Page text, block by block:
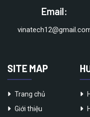
Email:
SITE MAP
Trang chủ
Giới thiệu